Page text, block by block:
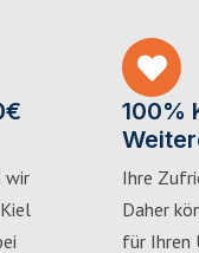
wir
100%
Ihre
Daher
für Ihren